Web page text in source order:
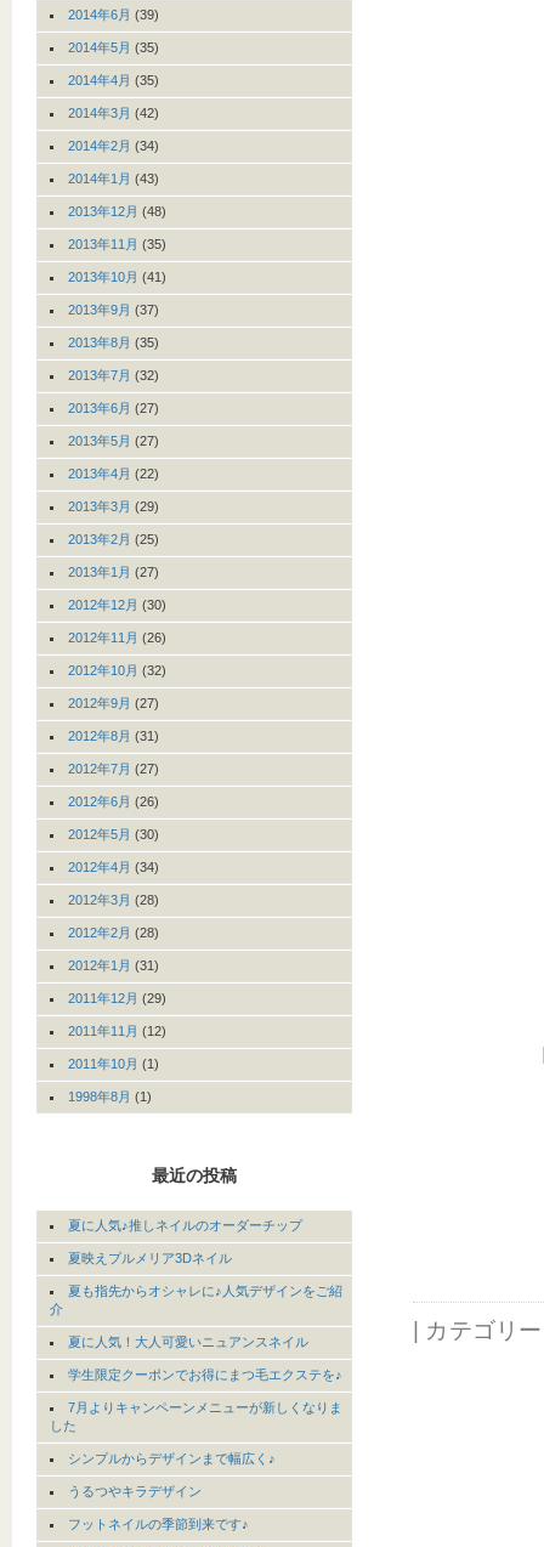
| カテゴリ
2014年6月 (39)
2014年5月 (35)
2014年4月 (35)
2014年3月 (42)
2014年2月 (34)
2014年1月 (43)
2013年12月 (48)
2013年11月 (35)
2013年10月 (41)
2013年9月 (37)
2013年8月 (35)
2013年7月 (32)
2013年6月 (27)
2013年5月 (27)
2013年4月 (22)
2013年3月 (29)
2013年2月 (25)
2013年1月 (27)
2012年12月 (30)
2012年11月 (26)
2012年10月 (32)
2012年9月 (27)
2012年8月 (31)
2012年7月 (27)
2012年6月 (26)
2012年5月 (30)
2012年4月 (34)
2012年3月 (28)
2012年2月 (28)
2012年1月 (31)
2011年12月 (29)
2011年11月 (12)
2011年10月 (1)
1998年8月 (1)
最近の投稿
夏に人気♪推しネイルのオーダーチップ
夏映えプルメリア3Dネイル
夏も指先からオシャレに♪人気デザインをご紹
介
夏に人気！大人可愛いニュアンスネイル
学生限定クーポンでお得にまつ毛エクステを♪
7月よりキャンペーンメニューが新しくなりま
した
シンプルからデザインまで幅広く♪
うるつやキラデザイン
フットネイルの季節到来です♪